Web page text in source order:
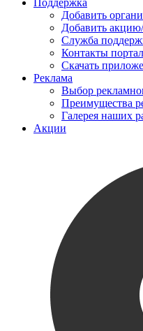
Поддержка
Добавить
Добавить
Служба
Контакты
Скачать
Реклама
Выбор
Преимущества
Галерея наших
Акции